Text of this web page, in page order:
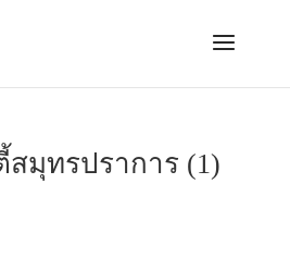
สมุทรปราการ (1)